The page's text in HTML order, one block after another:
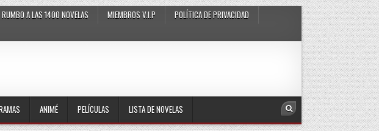
A LAS 1400 NOVELAS MIEMBROS V.I.P
POLÍTICA DE PRIVACIDAD
ANIMÉ PELÍCULAS LISTA DE NOVELAS Search